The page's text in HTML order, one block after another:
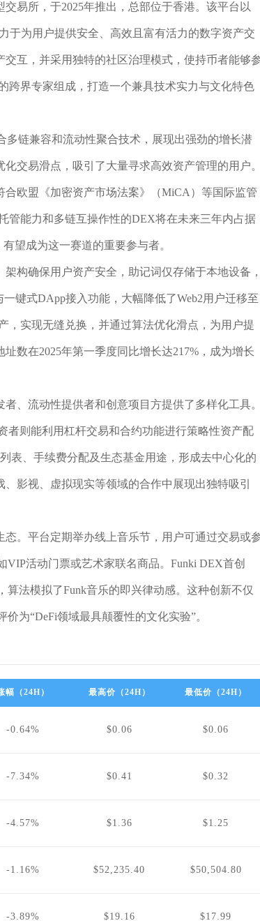
易所，于2025年推出，总部位于香港。该平台以
于为用户提供安全、高效且富有活力的数字资产交
互，并采用独特的社区治理模式，使持币者能够
跨界专家组成，打造一个兼具技术实力与文化特色
链兼容和流动性聚合技术，展现出强劲的增长潜
交易滑点，吸引了大量寻求高效资产管理的用户。
欧盟《加密资产市场法案》（MiCA）等国际监管
管能力和多链互操作性的DEX将在未来三年内占据
望成为这一赛道的重要参与者。
构确保用户资产安全，助记词仅存储于本地设备，
键式DApp接入功能，大幅降低了Web2用户迁移至
，实现无缝兑换，并通过算法优化滑点，为用户提
数在2025年第一季度同比增长达217%，成为增长
、流动性提供者和创意项目方提供了多样化工具。
者则能利用杠杆交易和合约功能进行策略性资产配
表、手续费分配及生态基金用途，形成去中心化的
影视、虚拟现实等领域的合作中展现出独特吸引
。平台定期举办线上音乐节，用户可通过交易或
活动门票或艺术家联名商品。Funki DEX首创
法模拟了Funk音乐的即兴律动感。这种创新不仅
为“DeFi领域最具颠覆性的文化实验”。
幅（24H） 最高价（24H） 最低价（24H）
-0.64% $0.06 $0.06
-7.34% $0.41 $0.32
-4.57% $1.36 $1.25
-1.16% $52,235.40 $50,504.80
-3.89% $19.16 $17.99